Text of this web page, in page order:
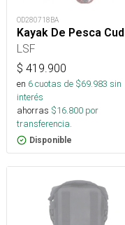
OD280718BA
Kayak De Pesca
LSF
$ 419.900
en 6cuotas de $69.983 sin
interés
ahorras $16.800 por
transferencia.
Disponible